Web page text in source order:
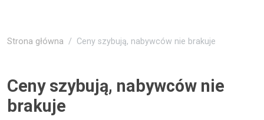
Strona główna Ceny szybują, nabywców nie brakuje
Ceny szybują, nabywców nie
brakuje